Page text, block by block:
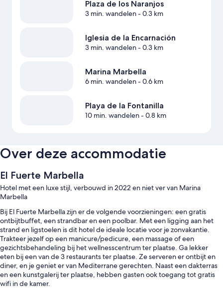
Plaza de los Naranjos
3 min. wandelen- 0.3 km
Iglesia de la Encarnación
3 min. wandelen- 0.3 km
Marina Marbella
6 min. wandelen- 0.6 km
Playa de la Fontanilla
10 min. wandelen- 0.8 km
Over deze accommodatie
El Fuerte Marbella
Hotel met een luxe stijl, verbouwd in 2022 en niet ver van Marina
Marbella
Bij El Fuerte Marbella zijn er de volgende voorzieningen: een gratis
ontbijtbuffet, een strandbar en een poolbar. Met een ligging aan het
strand en ligstoelen is dit hotel de ideale locatie voor je zonvakantie.
Trakteer jezelf op een manicure/pedicure, een massage of een
gezichtsbehandeling bij het wellnesscentrum ter plaatse. Ga lekker
eten bij een van de 3 restaurants ter plaatse. Ze serveren er ontbijt en
diner, en je geniet er van Mediterrane gerechten. Naast een dakterras
en een kunstgalerij ter plaatse, hebben gasten ook toegang tot gratis
wifi in de kamer.